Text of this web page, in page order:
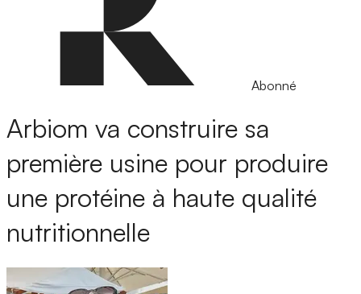
Abonné
Arbiom va construire sa
première usine pour produire
une protéine à haute qualité
nutritionnelle